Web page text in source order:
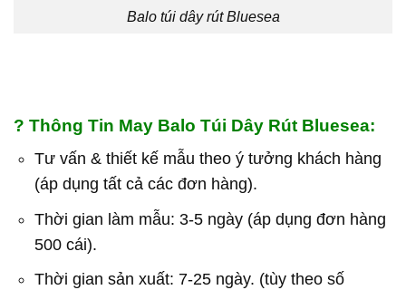
Balo túi dây rút Bluesea
? Thông Tin May Balo Túi Dây Rút Bluesea:
Tư vấn & thiết kế mẫu theo ý tưởng khách hàng
(áp dụng tất cả các đơn hàng).
Thời gian làm mẫu: 3-5 ngày (áp dụng đơn hàng
500 cái).
Thời gian sản xuất: 7-25 ngày. (tùy theo số